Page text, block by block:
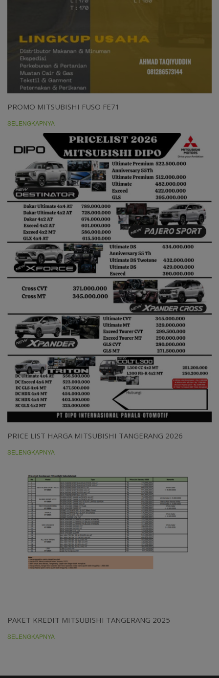
PROMO MITSUBISHI FUSO FE71
SELENGKAPNYA
PRICE LIST HARGA MITSUBISHI TANGERANG 2026
SELENGKAPNYA
PAKET KREDIT MITSUBISHI TANGERANG 2025
SELENGKAPNYA